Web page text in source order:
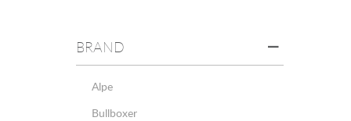
BRAND
Alpe
Bullboxer